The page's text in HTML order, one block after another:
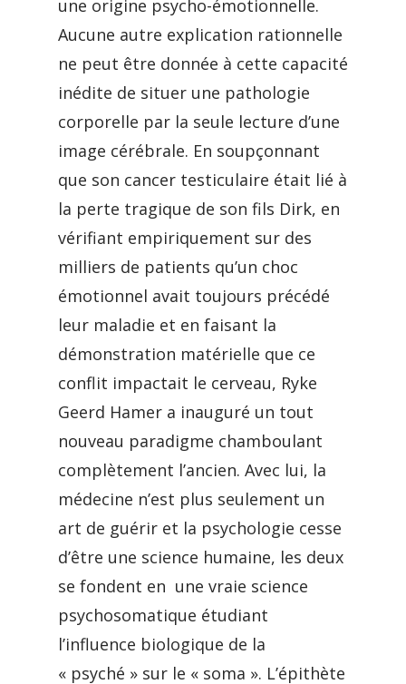
une origine psycho-émotionnelle.
Aucune autre explication rationnelle
ne peut être donnée à cette capacité
inédite de situer une pathologie
corporelle par la seule lecture d’une
image cérébrale. En soupçonnant
que son cancer testiculaire était lié à
la perte tragique de son fils Dirk, en
vérifiant empiriquement sur des
milliers de patients qu’un choc
émotionnel avait toujours précédé
leur maladie et en faisant la
démonstration matérielle que ce
conflit impactait le cerveau, Ryke
Geerd Hamer a inauguré un tout
nouveau paradigme chamboulant
complètement l’ancien. Avec lui, la
médecine n’est plus seulement un
art de guérir et la psychologie cesse
d’être une science humaine, les deux
se fondent en une vraie science
psychosomatique étudiant
l’influence biologique de la
« psyché » sur le « soma ». L’épithète